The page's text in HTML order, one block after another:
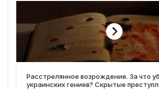
Расстрелянное возрождение. За что
украинских гениев? Скрытые